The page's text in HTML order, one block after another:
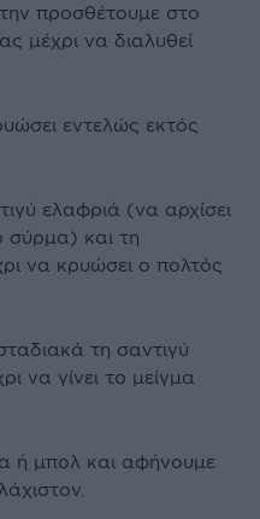
προσθέτουμε στο
μέχρι να διαλυθεί
εντελώς εκτός
ελαφριά (να αρχίσει
σύρμα) και τη
να κρυώσει ο πολτός
τη σαντιγύ
να γίνει το μείγμα
ή μπολ και αφήνουμε